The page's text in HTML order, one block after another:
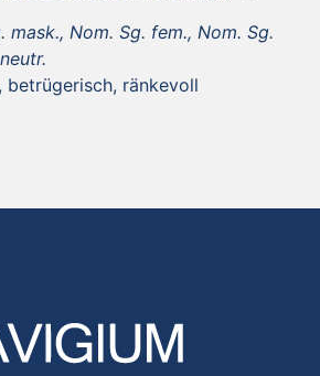
mask., Nom. Sg. fem., Nom. Sg.
betrügerisch, ränkevoll